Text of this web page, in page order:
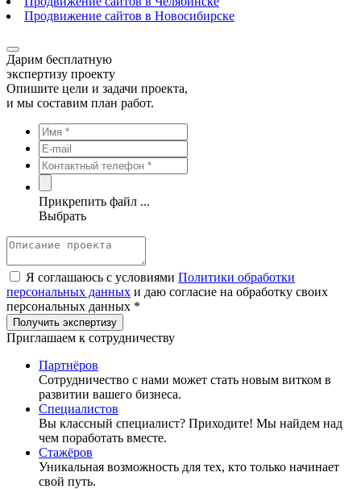
Продвижение сайтов в Новосибирске
Дарим бесплатную
экспертизу проекту
Опишите цели и задачи проекта,
и мы составим план работ.
Прикрепить файл ...
Выбрать
Я соглашаюсь с условиями Политики обработки
персональных данных и даю согласие на обработку своих
персональных данных *
Приглашаем к сотрудничеству
Партнёров
Сотрудничество c нами может стать новым витком в
развитии вашего бизнеса.
Специалистов
Вы классный специалист? Приходите! Мы найдем над
чем поработать вместе.
Стажёров
Уникальная возможность для тех, кто только начинает
свой путь.